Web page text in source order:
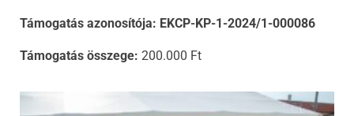
Támogatás azonosítója: EKCP-KP-1-2024/1-000086
Támogatás összege: 200.000 Ft